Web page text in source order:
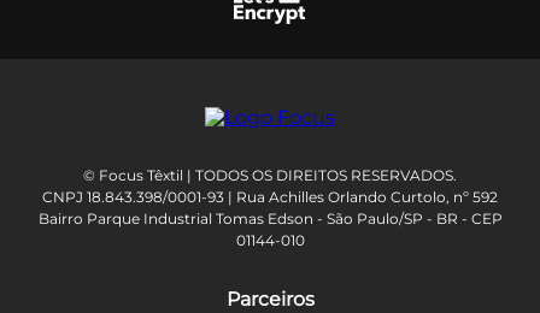
© Focus Têxtil | TODOS OS DIREITOS RESERVADOS.
CNPJ 18.843.398/0001-93 | Rua Achilles Orlando Curtolo, nº 592
Bairro Parque Industrial Tomas Edson - São Paulo/SP - BR - CEP
01144-010
Parceiros